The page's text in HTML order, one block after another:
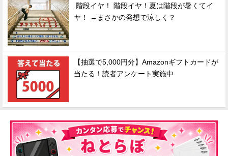
階段イヤ！ 階段イヤ！夏は階段が暑くてイ
ヤ！ →まさかの発想で涼しく？
【抽選で5,000円分】Amazonギフトカードが
当たる！読者アンケート実施中